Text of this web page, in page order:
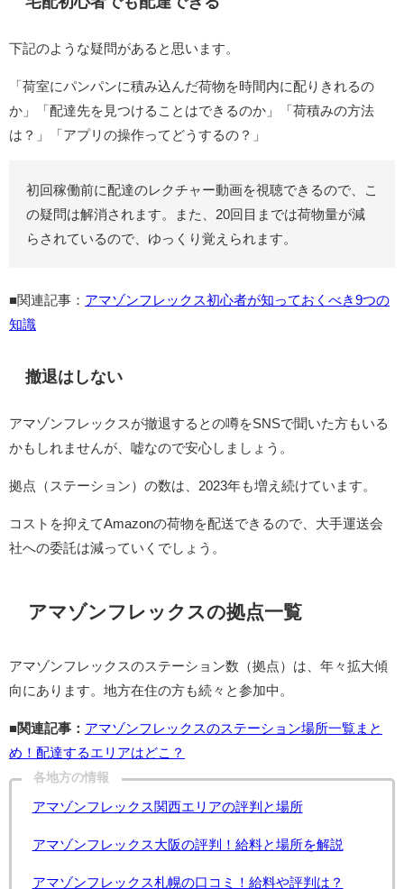
下記のような疑問があると思います。
「荷室にパンパンに積み込んだ荷物を時間内に配りきれるの
か」「配達先を見つけることはできるのか」「荷積みの方法
は？」「アプリの操作ってどうするの？」
初回稼働前に配達のレクチャー動画を視聴できるので、こ
の疑問は解消されます。また、20回目までは荷物量が減
らされているので、ゆっくり覚えられます。
■関連記事： アマゾンフレックス初心者が知っておくべき9つの
知識
撤退はしない
アマゾンフレックスが撤退するとの噂をSNSで聞いた方もいる
かもしれませんが、嘘なので安心しましょう。
拠点（ステーション）の数は、2023年も増え続けています。
コストを抑えてAmazonの荷物を配送できるので、大手運送会
社への委託は減っていくでしょう。
アマゾンフレックスの拠点一覧
アマゾンフレックスのステーション数（拠点）は、年々拡大傾
向にあります。地方在住の方も続々と参加中。
■関連記事： アマゾンフレックスのステーション場所一覧まと
め！配達するエリアはどこ？
各地方の情報
アマゾンフレックス関西エリアの評判と場所
アマゾンフレックス大阪の評判！給料と場所を解説
アマゾンフレックス札幌の口コミ！給料や評判は？